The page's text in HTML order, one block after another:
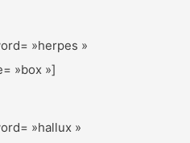
»herpes »
»box »]
»hallux »